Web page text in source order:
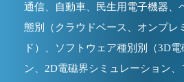
通信、自動車、民生用電子機器、
態別（クラウドベース、オンプレ
ド）、ソフトウェア種別別（3D
ン、2D電磁界シミュレーション